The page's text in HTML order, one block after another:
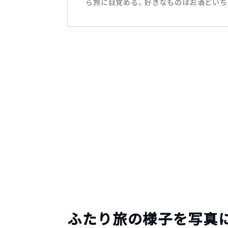
ら旅に目覚める。好きなものはお酒といち
ふたり旅の様子を写真